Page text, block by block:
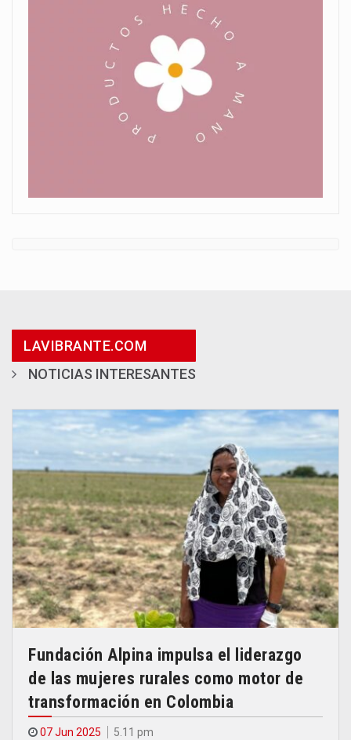
LAVIBRANTE.COM
NOTICIAS INTERESANTES
Fundación Alpina impulsa el liderazgo
de las mujeres rurales como motor de
transformación en Colombia
07 Jun 2025 5.11 pm